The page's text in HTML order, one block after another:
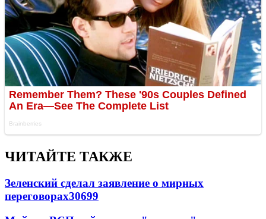
ЧИТАЙТЕ ТАКЖЕ
Зеленский сделал заявление о мирных
переговорах30699